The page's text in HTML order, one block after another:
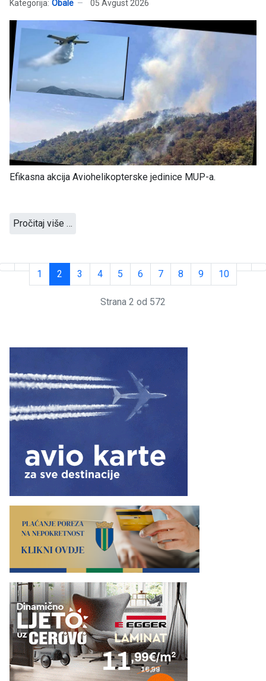
Kategorija: Obale 05 Avgust 2026
Efikasna akcija Aviohelikopterske jedinice MUP-a.
Pročitaj više …
1 2 3 4 5 6 7 8 9 10
Strana 2 od 572